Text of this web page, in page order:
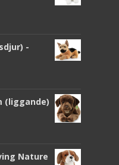
-
(liggande)
Nature